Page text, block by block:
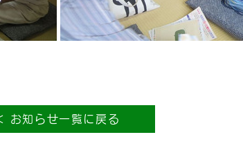
お知らせ一覧に戻る